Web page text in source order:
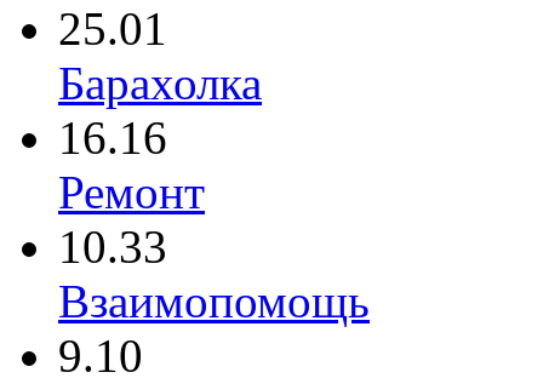
25.01
Барахолка
16.16
Ремонт
10.33
Взаимопомощь
9.10